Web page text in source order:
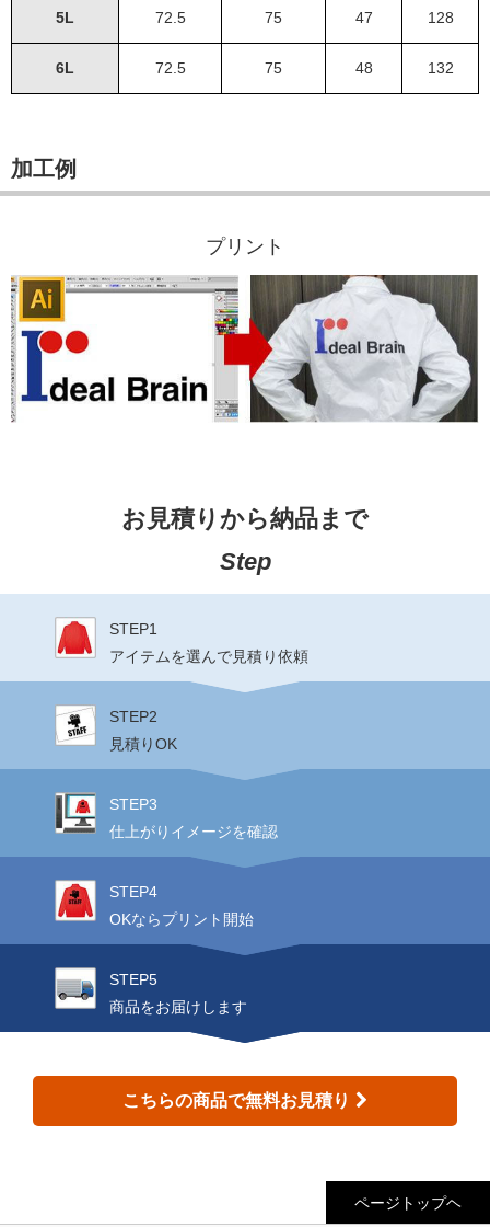
5L 72.5 75 47 128
6L 72.5 75 48 132
加工例
プリント
お見積りから納品まで
Step
STEP1
アイテムを選んで見積り依頼
STEP2
見積りOK
STEP3
仕上がりイメージを確認
STEP4
OKならプリント開始
STEP5
商品をお届けします
こちらの商品で無料お見積り
ページトップヘ